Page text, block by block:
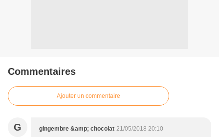
Commentaires
Ajouter un commentaire
G gingembre &amp; chocolat 21/05/2018 20:10